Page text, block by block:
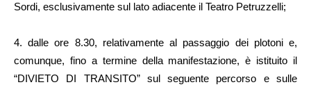
Sordi, esclusivamente sul lato adiacente il Teatro Petruzzelli;
4. dalle ore 8.30, relativamente al passaggio dei plotoni e,
comunque, fino a termine della manifestazione, è istituito il
“DIVIETO DI TRANSITO” sul seguente percorso e sulle